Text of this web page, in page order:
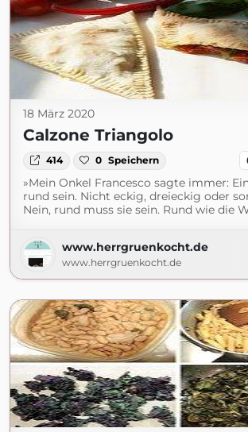
18 März 2020
Calzone Triangolo
414 0 Speichern
»Mein Onkel Francesco sagte immer:
rund sein. Nicht eckig, dreieckig oder
Nein, rund muss sie sein. Rund wie die
www.herrgruenkocht.de
www.herrgruenkocht.de